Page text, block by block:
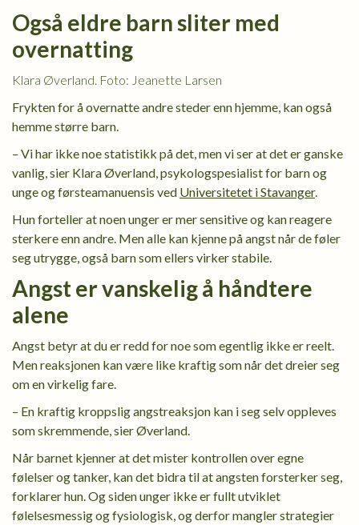
Også eldre barn sliter med
overnatting
Klara Øverland. Foto: Jeanette Larsen
Frykten for å overnatte andre steder enn hjemme, kan også
hemme større barn.
– Vi har ikke noe statistikk på det, men vi ser at det er ganske
vanlig, sier Klara Øverland, psykologspesialist for barn og
unge og førsteamanuensis ved Universitetet i Stavanger.
Hun forteller at noen unger er mer sensitive og kan reagere
sterkere enn andre. Men alle kan kjenne på angst når de føler
seg utrygge, også barn som ellers virker stabile.
Angst er vanskelig å håndtere
alene
Angst betyr at du er redd for noe som egentlig ikke er reelt.
Men reaksjonen kan være like kraftig som når det dreier seg
om en virkelig fare.
– En kraftig kroppslig angstreaksjon kan i seg selv oppleves
som skremmende, sier Øverland.
Når barnet kjenner at det mister kontrollen over egne
følelser og tanker, kan det bidra til at angsten forsterker seg,
forklarer hun. Og siden unger ikke er fullt utviklet
følelsesmessig og fysiologisk, og derfor mangler strategier